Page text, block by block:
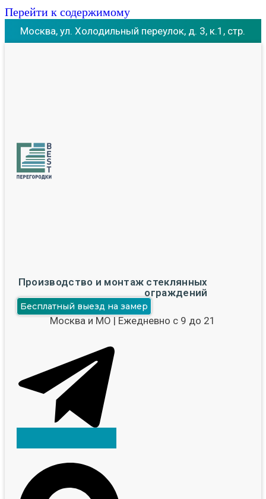
Перейти к содержимому
Москва, ул. Холодильный переулок, д. 3, к.1, стр.
Производство и монтаж стеклянных
ограждений
Бесплатный выезд на замер
Москва и МО | Ежедневно с 9 до 21